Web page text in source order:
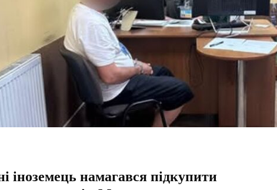
іноземець намагався підкупити